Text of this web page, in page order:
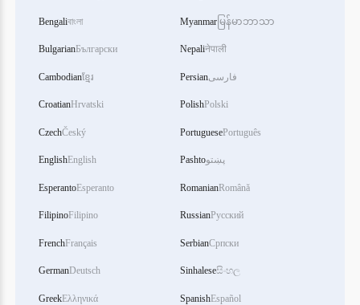
Bengaliবাংলা
BulgarianБългарски
Cambodianខ្មែរ
CroatianHrvatski
CzechČeský
EnglishEnglish
EsperantoEsperanto
FilipinoFilipino
FrenchFrançais
GermanDeutsch
GreekΕλληνικά
Myanmar မြန်မာဘာသာ
Nepaliनेपाली
Persianفارسی
PolishPolski
PortuguesePortuguês
Pashtoپښتو
RomanianRomână
RussianРусский
SerbianСрпски
Sinhaleseසිංහල
SpanishEspañol